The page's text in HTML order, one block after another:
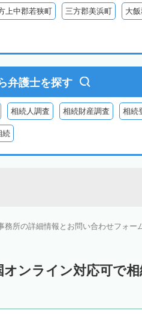
上中郡若狭町 三方郡美浜町 大
弁護士を探す
相続人調査 相続財産調査 相続
続
務所の詳細情報とお問い合わせフォー
ンライン対応可で